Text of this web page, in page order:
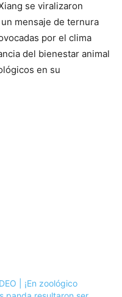
se viralizaron
mensaje de ternura
por el clima
del bienestar animal
en su
| ¡En zoológico